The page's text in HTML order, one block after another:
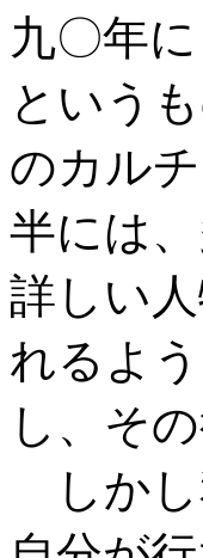
九〇年
という
のカル
半には
詳しい
れるよ
し、そ
しかし